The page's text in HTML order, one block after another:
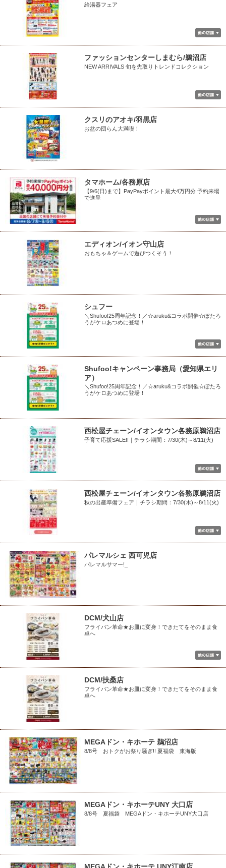
給湯器フェア
ファッションセンターしまむら/鵜沼店
NEW ARRIVALS 旬を先取りトレンドコレクション
クスリのアオキ/羽黒店
お盆の団らん大満喫！
タマホーム/各務原店
【9/6(日)まで】PayPayポイント最大4万円分 予約来場
で進呈
エディオン/イオン守山店
おもちゃ＆ゲームで遊びつくそう！
シュフー
＼Shufoo!25周年記念！／☆aruku&コラボ開催☆ぽたろ
うがケロあつめに登場！
Shufoo!キャンペーン事務局（愛知県エリ
ア）
＼Shufoo!25周年記念！／☆aruku&コラボ開催☆ぽたろ
うがケロあつめに登場！
西松屋チェーン/イオンタウン各務原鵜沼店
子育て応援SALE!!｜チラシ期間：7/30(木)～8/11(火)
西松屋チェーン/イオンタウン各務原鵜沼店
秋の出産準備フェア｜チラシ期間：7/30(木)～8/11(火)
パレマルシェ 西可児店
パレマルサマー!_
DCM/犬山店
フライパン革命★お皿に変身！できたてをそのまま食
卓へ
DCM/扶桑店
フライパン革命★お皿に変身！できたてをそのまま食
卓へ
MEGAドン・キホーテ 鵜沼店
8/8号 おトクがお祭り騒ぎ!! 夏福袋 東海版
MEGAドン・キホーテUNY 大口店
8/8号 夏福袋 MEGAドン・キホーテUNY大口店